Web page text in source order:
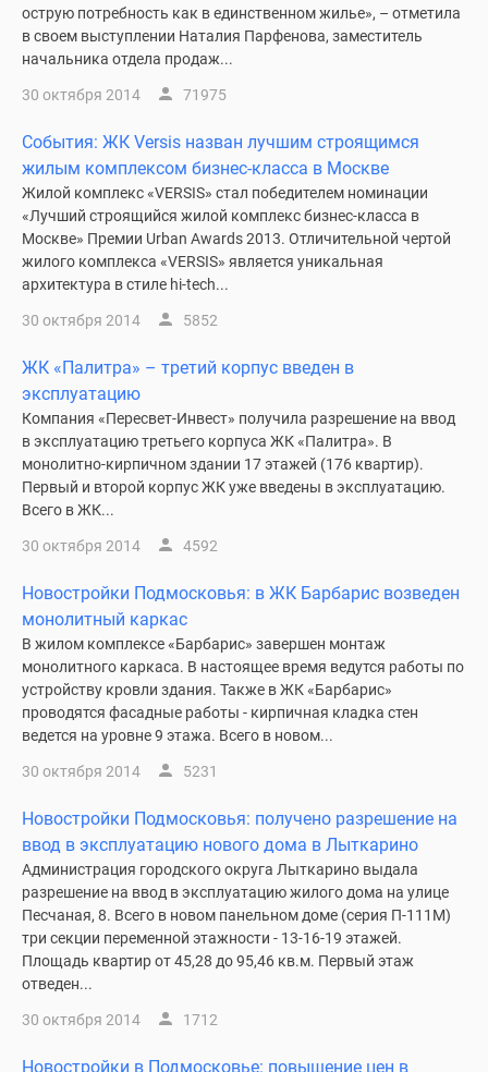
острую потребность как в единственном жилье», – отметила
в своем выступлении Наталия Парфенова, заместитель
начальника отдела продаж...
30 октября 2014 71975
События: ЖК Versis назван лучшим строящимся
жилым комплексом бизнес-класса в Москве
Жилой комплекс «VERSIS» стал победителем номинации
«Лучший строящийся жилой комплекс бизнес-класса в
Москве» Премии Urban Awards 2013. Отличительной чертой
жилого комплекса «VERSIS» является уникальная
архитектура в стиле hi-tech...
30 октября 2014 5852
ЖК «Палитра» – третий корпус введен в
эксплуатацию
Компания «Пересвет-Инвест» получила разрешение на ввод
в эксплуатацию третьего корпуса ЖК «Палитра». В
монолитно-кирпичном здании 17 этажей (176 квартир).
Первый и второй корпус ЖК уже введены в эксплуатацию.
Всего в ЖК...
30 октября 2014 4592
Новостройки Подмосковья: в ЖК Барбарис возведен
монолитный каркас
В жилом комплексе «Барбарис» завершен монтаж
монолитного каркаса. В настоящее время ведутся работы по
устройству кровли здания. Также в ЖК «Барбарис»
проводятся фасадные работы - кирпичная кладка стен
ведется на уровне 9 этажа. Всего в новом...
30 октября 2014 5231
Новостройки Подмосковья: получено разрешение на
ввод в эксплуатацию нового дома в Лыткарино
Администрация городского округа Лыткарино выдала
разрешение на ввод в эксплуатацию жилого дома на улице
Песчаная, 8. Всего в новом панельном доме (серия П-111М)
три секции переменной этажности - 13-16-19 этажей.
Площадь квартир от 45,28 до 95,46 кв.м. Первый этаж
отведен...
30 октября 2014 1712
Новостройки в Подмосковье: повышение цен в